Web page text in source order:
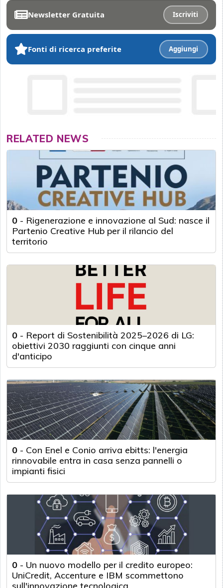
Newsletter Gratuita Iscriviti
Fonti di ricerca preferite Aggiungi
RELATED NEWS
0 - Rigenerazione e innovazione al Sud: nasce il
Partenio Creative Hub per il rilancio del
territorio
0 - Report di Sostenibilità 2025–2026 di LG:
obiettivi 2030 raggiunti con cinque anni
d'anticipo
0 - Con Enel e Conio arriva ebitts: l'energia
rinnovabile entra in casa senza pannelli o
impianti fisici
0 - Un nuovo modello per il credito europeo:
UniCredit, Accenture e IBM scommettono
sull'innovazione tecnologica